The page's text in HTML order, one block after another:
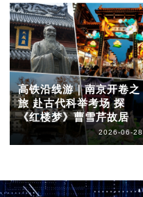
高铁沿线游｜南京开卷之
旅 赴古代科举考场 探
《红楼梦》曹雪芹故居
2026-06-28